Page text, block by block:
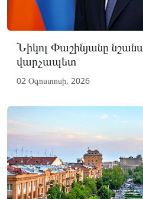
Նիկոլ Փաշինյանը
վարչապետ
02 Օգոստոսի, 2026